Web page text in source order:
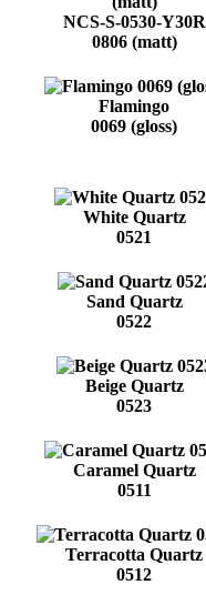
NCS-S-0530-Y30R
0806 (matt)
Flamingo
0069 (gloss)
White Quartz
0521
Sand Quartz
0522
Beige Quartz
0523
Caramel Quartz
0511
Terracotta Quartz
0512